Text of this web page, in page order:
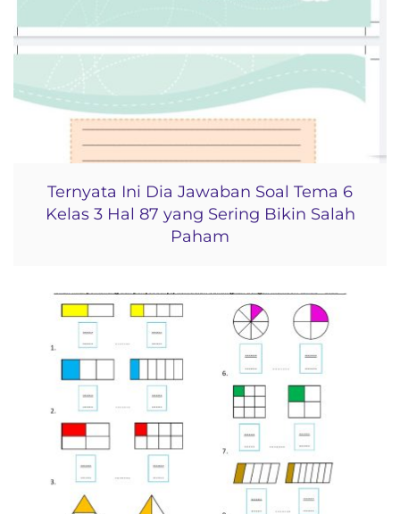
Ternyata Ini Dia Jawaban Soal Tema 6
Kelas 3 Hal 87 yang Sering Bikin Salah
Paham